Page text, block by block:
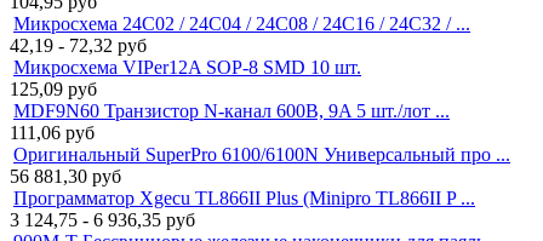
Микросхема 24C02 / 24C04 / 24C08 / 24C16 / 24C32 / ...
42,19 - 72,32 руб
Микросхема VIPer12A SOP-8 SMD 10 шт.
125,09 руб
MDF9N60 Транзистор N-канал 600В, 9A 5 шт./лот ...
111,06 руб
Оригинальный SuperPro 6100/6100N Универсальный про ...
56 881,30 руб
Программатор Xgecu TL866II Plus (Minipro TL866II P ...
3 124,75 - 6 936,35 руб